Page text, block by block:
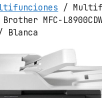
/
MFC-
Blanca